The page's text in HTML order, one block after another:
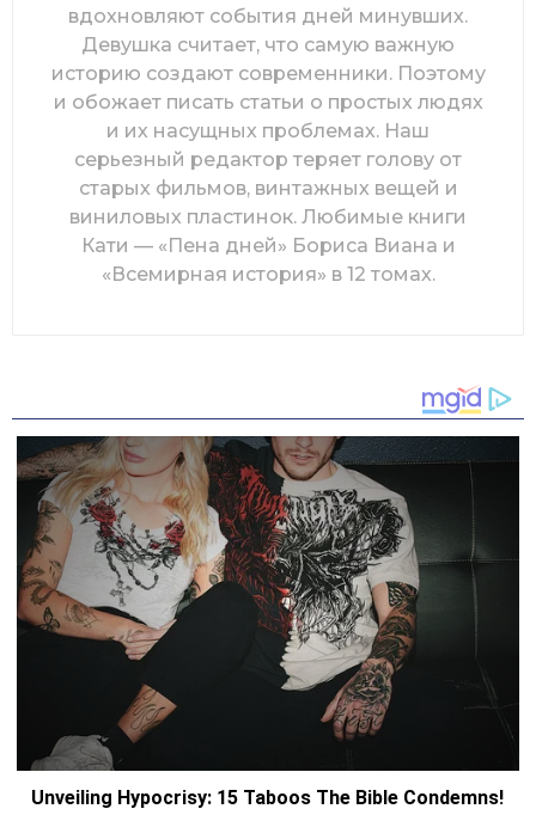
вдохновляют события дней минувших.
Девушка считает, что самую важную
историю создают современники. Поэтому
и обожает писать статьи о простых людях
и их насущных проблемах. Наш
серьезный редактор теряет голову от
старых фильмов, винтажных вещей и
виниловых пластинок. Любимые книги
Кати — «Пена дней» Бориса Виана и
«Всемирная история» в 12 томах.